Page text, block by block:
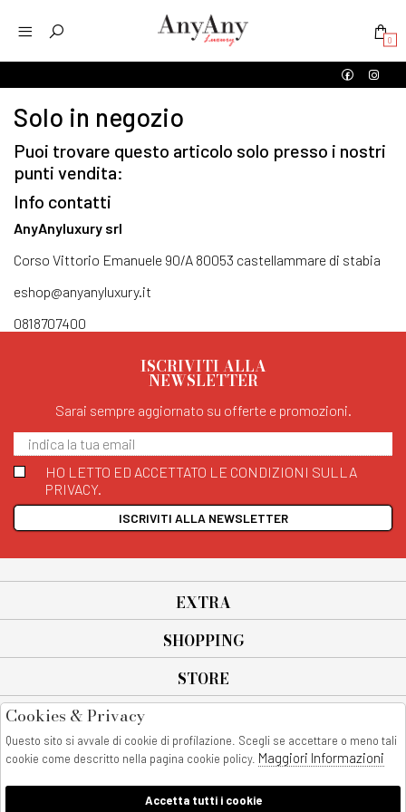
0
Solo in negozio
Puoi trovare questo articolo solo presso i nostri
punti vendita:
Info contatti
AnyAnyluxury srl
Corso Vittorio Emanuele 90/A 80053 castellammare di stabia
eshop@anyanyluxury.it
0818707400
ISCRIVITI ALLA
NEWSLETTER
Sarai sempre aggiornato su offerte e promozioni.
HO LETTO ED ACCETTATO LE CONDIZIONI SULLA
PRIVACY.
ISCRIVITI ALLA NEWSLETTER
EXTRA
SHOPPING
STORE
All rights reserved - © Copyright 2026
AnyAnyluxury srl - Sede Legale: Corso Vittorio Emanuele 90/A - 80053
castellammare di stabia - Italia
Cookies & Privacy
Questo sito si avvale di cookie di profilazione. Scegli se accettare o meno tali
cookie come descritto nella pagina cookie policy. Maggiori Informazioni
Accetta tutti i cookie